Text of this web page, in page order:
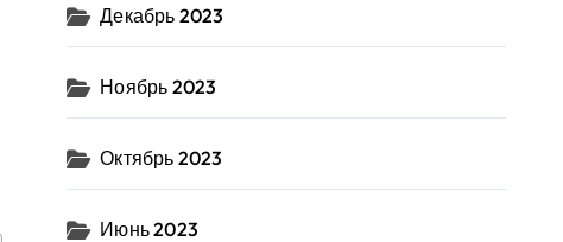
Декабрь 2023
Ноябрь 2023
Октябрь 2023
Июнь 2023